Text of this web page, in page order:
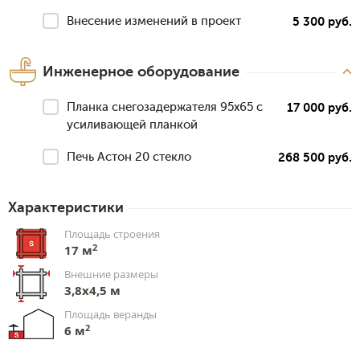
Внесение изменений в проект 5 300 руб.
Инженерное оборудование
Планка снегозадержателя 95х65 с
усиливающей планкой
17 000 руб.
Печь Астон 20 стекло 268 500 руб.
Характеристики
Площадь строения
17 м2
Внешние размеры
3,8х4,5 м
Площадь веранды
6 м2